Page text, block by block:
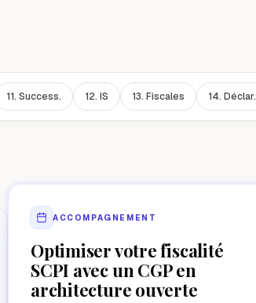
11. Success. 12. IS 13. Fiscales 14. Déclar.
ACCOMPAGNEMENT
Optimiser votre fiscalité
SCPI avec un CGP en
architecture ouverte